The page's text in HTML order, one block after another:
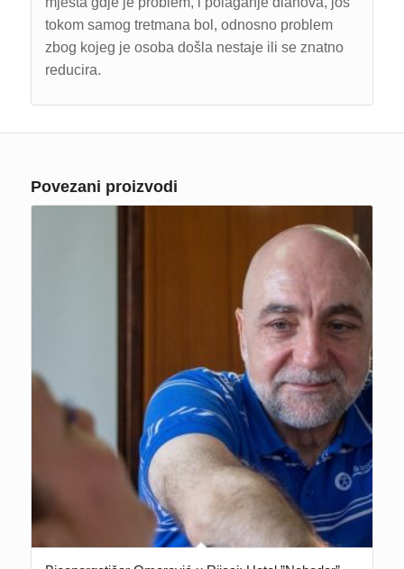
tokom samog tretmana bol, odnosno problem
zbog kojeg je osoba došla nestaje ili se znatno
reducira.
Povezani proizvodi